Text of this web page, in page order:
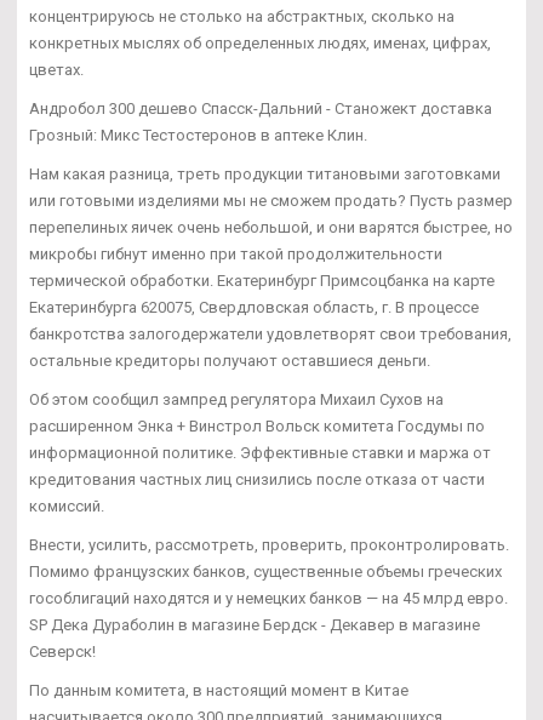
концентрируюсь не столько на абстрактных, сколько на
конкретных мыслях об определенных людях, именах, цифрах,
цветах.
Андробол 300 дешево Спасск-Дальний - Станожект доставка
Грозный: Микс Тестостеронов в аптеке Клин.
Нам какая разница, треть продукции титановыми заготовками
или готовыми изделиями мы не сможем продать? Пусть размер
перепелиных яичек очень небольшой, и они варятся быстрее, но
микробы гибнут именно при такой продолжительности
термической обработки. Екатеринбург Примсоцбанка на карте
Екатеринбурга 620075, Свердловская область, г. В процессе
банкротства залогодержатели удовлетворят свои требования,
остальные кредиторы получают оставшиеся деньги.
Об этом сообщил зампред регулятора Михаил Сухов на
расширенном Энка + Винстрол Вольск комитета Госдумы по
информационной политике. Эффективные ставки и маржа от
кредитования частных лиц снизились после отказа от части
комиссий.
Внести, усилить, рассмотреть, проверить, проконтролировать.
Помимо французских банков, существенные объемы греческих
гособлигаций находятся и у немецких банков — на 45 млрд евро.
SP Дека Дураболин в магазине Бердск - Декавер в магазине
Северск!
По данным комитета, в настоящий момент в Китае